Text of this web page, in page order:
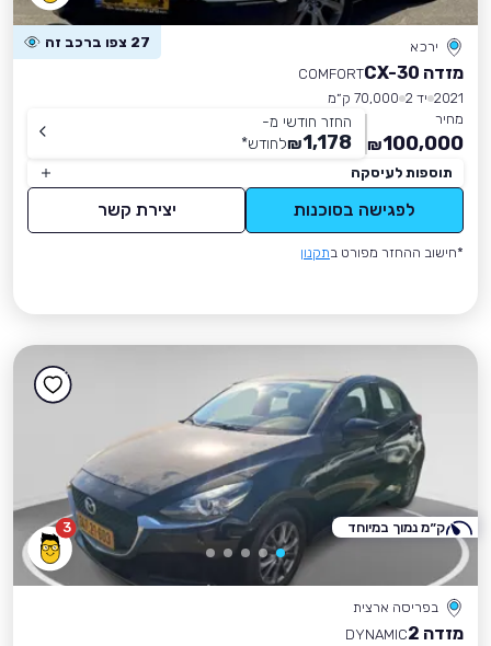
ירכא 27 צפו ברכב זה
מזדה CX-30
COMFORT
2021 יד 2
70,000 ק״מ
מחיר
100,000
₪
החזר חודשי מ-
1,178
₪לחודש*
תוספות לעיסקה
לפגישה בסוכנות יצירת קשר
*חישוב ההחזר מפורט בתקנון
3
בפריסה ארצית
מזדה 2
DYNAMIC
ק״מ נמוך במיוחד